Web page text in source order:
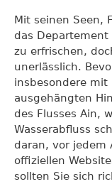
Mit seinen Seen,
das Departement
zu erfrischen,
unerlässlich.
insbesondere
ausgehängten
des Flusses Ain,
Wasserabfluss
daran, vor jedem
offiziellen
sollten Sie sich